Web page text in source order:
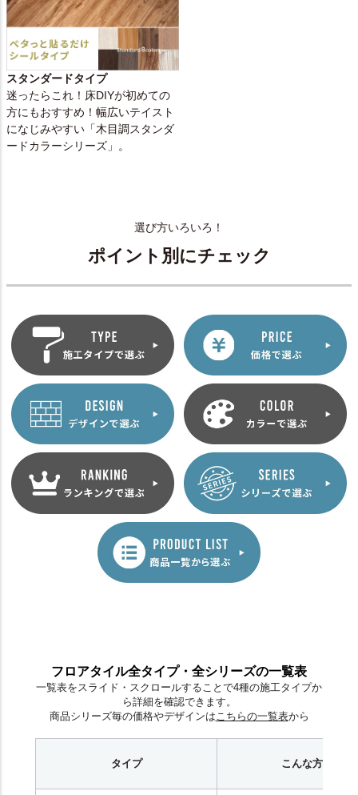
スタンダードタイプ
迷ったらこれ！床DIYが初めての
方にもおすすめ！幅広いテイスト
になじみやすい「木目調スタンダ
ードカラーシリーズ」。
選び方いろいろ！
ポイント別にチェック